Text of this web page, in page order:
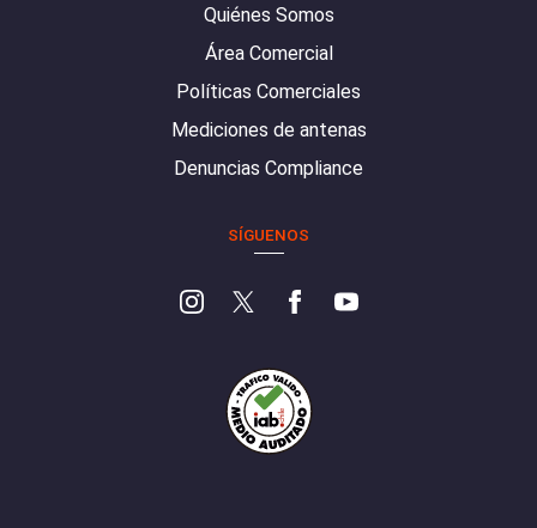
Quiénes Somos
Área Comercial
Políticas Comerciales
Mediciones de antenas
Denuncias Compliance
SÍGUENOS